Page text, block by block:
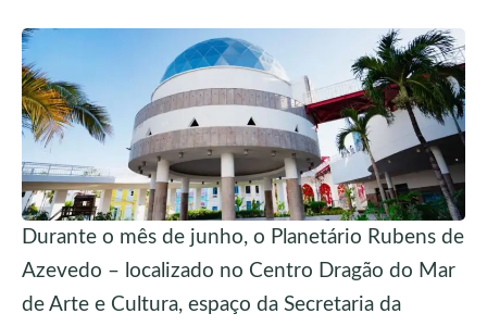
Durante o mês de junho, o Planetário Rubens de
Azevedo – localizado no Centro Dragão do Mar
de Arte e Cultura, espaço da Secretaria da